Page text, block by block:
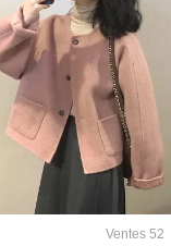
Ventes 52